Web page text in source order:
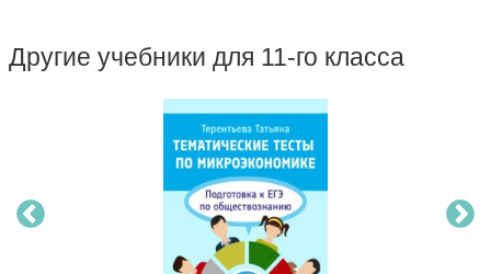
Другие учебники для 11-го класса